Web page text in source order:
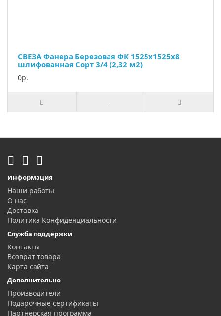
СВЕЗА Фанера Березовая ФК 1525х1525х8
шлифованная Сорт 3/4 (2,32 м2)
0р.
Информация
Наши работы
О нас
Доставка
Политика Конфиденциальности
Служба поддержки
Контакты
Возврат товара
Карта сайта
Дополнительно
Производители
Подарочные сертификаты
Партнерская программа